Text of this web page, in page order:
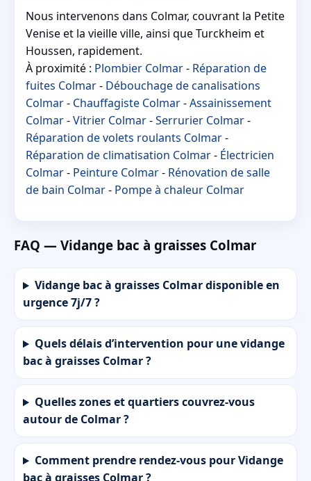
Nous intervenons dans Colmar, couvrant la Petite
Venise et la vieille ville, ainsi que Turckheim et
Houssen, rapidement.
À proximité : Plombier Colmar- Réparation de
fuites Colmar- Débouchage de canalisations
Colmar- Chauffagiste Colmar-Assainissement
Colmar-Vitrier Colmar-Serrurier Colmar-
Réparation de volets roulants Colmar-
Réparation de climatisation Colmar- Électricien
Colmar- Peinture Colmar- Rénovation de salle
de bain Colmar- Pompe à chaleur Colmar
FAQ — Vidange bac à graisses Colmar
Vidange bac à graisses Colmar disponible en
urgence 7j/7 ?
Quels délais d’intervention pour une vidange
bac à graisses Colmar ?
Quelles zones et quartiers couvrez-vous
autour de Colmar ?
Comment prendre rendez-vous pour Vidange
bac à graisses Colmar ?